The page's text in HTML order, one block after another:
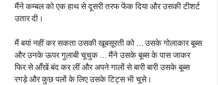
मैंने कम्बल को एक हाथ से दूसरी तरफ फेंक दिया और उसकी टीशर्ट
उतार दी।
मैं बयां नहीं कर सकता उसकी खूबसूरती को … उसके गोलाकार बूब्स
और उनके ऊपर गुलाबी चूचुक … मैंने उसके बूब्स के पास जाकर
फिर से आँखें बंद कर लीं और अपने गालों से बारी बारी उसके बूब्स
रगड़े और कुछ पलों के लिए उसके टिट्स भी चूसे।